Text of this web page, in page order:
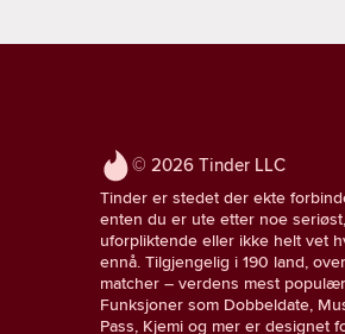
© 2026 Tinder LLC
Tinder er stedet der ekte
enten du er ute etter noe
uforpliktende eller ikke helt vet
ennå. Tilgjengelig i 190 land,
matcher – verdens mest
Funksjoner som Dobbeldate,
Pass, Kjemi og mer er designet